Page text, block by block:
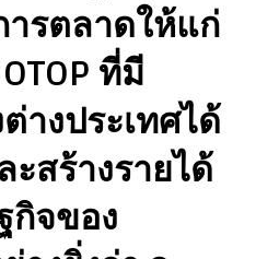
ารตลาดให้แก่
ที่มี
างประเทศได้
สร้างรายได้
กิจของ